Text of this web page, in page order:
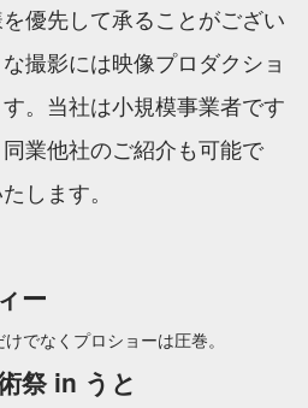
優先して承ることがござい
撮影には映像プロダクショ
。当社は小規模事業者です
業他社のご紹介も可能で
します。
ー
でなくプロショーは圧巻。
祭 in うと